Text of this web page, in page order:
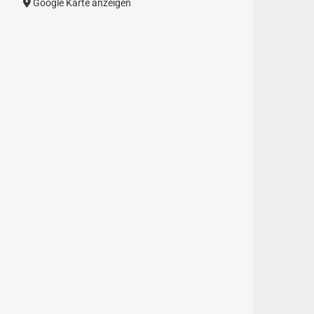
Google Karte anzeigen